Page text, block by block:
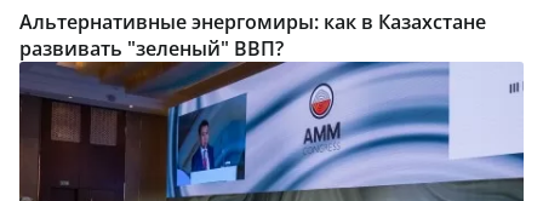
Альтернативные энергомиры: как в Казахстане
развивать "зеленый" ВВП?